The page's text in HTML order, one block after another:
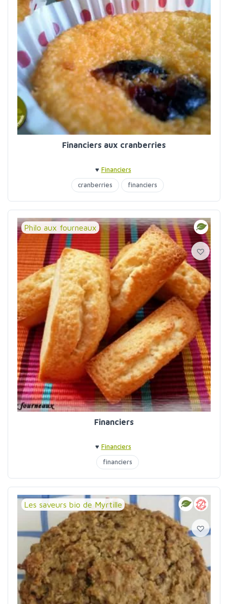
Financiers aux cranberries
♥ Financiers
cranberries
financiers
Philo aux fourneaux
Financiers
♥ Financiers
financiers
Les saveurs bio de Myrtille